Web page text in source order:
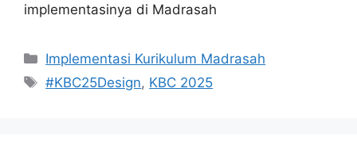
implementasinya di Madrasah
Kategori
Implementasi Kurikulum Madrasah
Tag
#KBC25Design, KBC 2025